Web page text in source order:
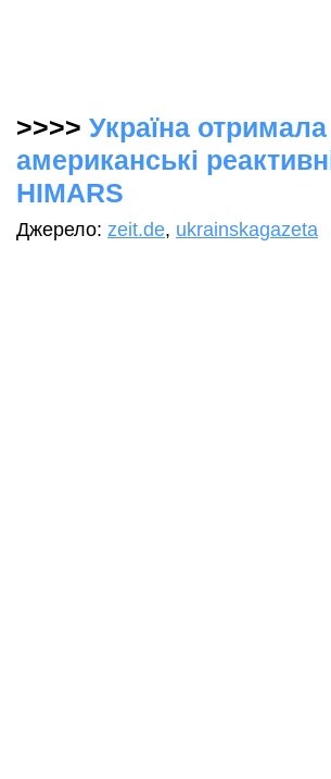
>>>> Україна отримала
американські
HIMARS
Джерело: zeit.de, ukrainskagazeta